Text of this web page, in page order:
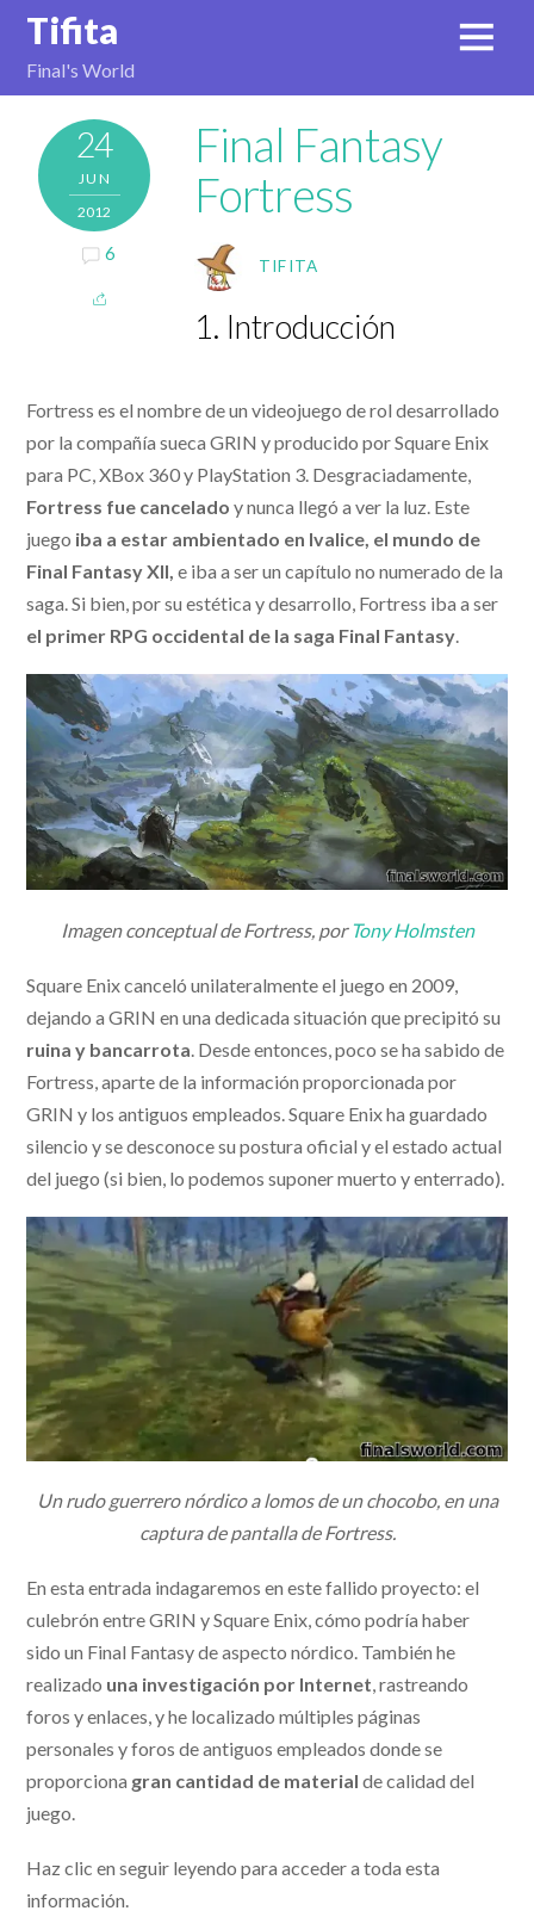
Tifita
Final's World
24
JUN
2012
6
Final Fantasy
Fortress
TIFITA
1. Introducción
Fortress es el nombre de un videojuego de rol desarrollado
por la compañía sueca GRIN y producido por Square Enix
para PC, XBox 360 y PlayStation 3. Desgraciadamente,
Fortress fue cancelado y nunca llegó a ver la luz. Este
juego iba a estar ambientado en Ivalice, el mundo de
Final Fantasy XII, e iba a ser un capítulo no numerado de la
saga. Si bien, por su estética y desarrollo, Fortress iba a ser
el primer RPG occidental de la saga Final Fantasy
Imagen conceptual de Fortress, porTony Holmsten
Square Enix canceló unilateralmente el juego en 2009,
dejando a GRIN en una dedicada situación que precipitó su
ruina y bancarrota . Desde entonces, poco se ha sabido de
Fortress, aparte de la información proporcionada por
GRIN y los antiguos empleados. Square Enix ha guardado
silencio y se desconoce su postura oficial y el estado actual
del juego (si bien, lo podemos suponer muerto y enterrado).
Un rudo guerrero nórdico a lomos de un chocobo, en una
captura de pantalla de Fortress.
En esta entrada indagaremos en este fallido proyecto: el
culebrón entre GRIN y Square Enix, cómo podría haber
sido un Final Fantasy de aspecto nórdico. También he
realizado una investigación por Internet, rastreando
foros y enlaces, y he localizado múltiples páginas
personales y foros de antiguos empleados donde se
proporciona gran cantidad de material de calidad del
juego.
Haz clic en seguir leyendo para acceder a toda esta
información.